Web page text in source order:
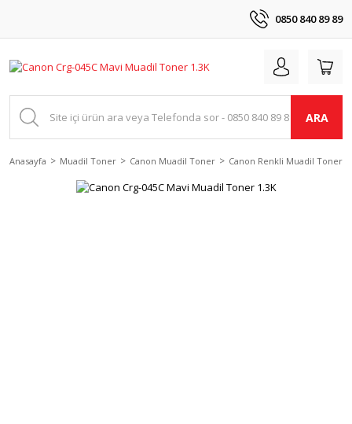
0850 840 89 89
ARA
Anasayfa Muadil Toner Canon Muadil Toner Canon Renkli Muadil